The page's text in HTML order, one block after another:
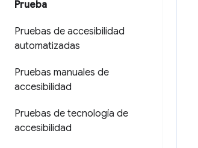
Prueba
Pruebas de accesibilidad
automatizadas
Pruebas manuales de
accesibilidad
Pruebas de tecnología de
accesibilidad